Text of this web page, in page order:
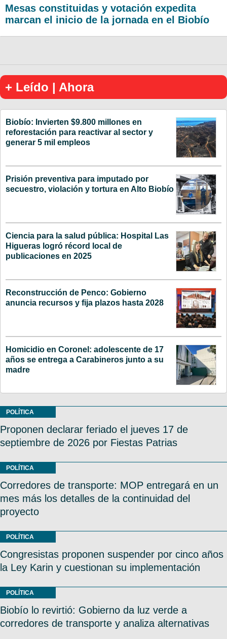
Mesas constituidas y votación expedita
marcan el inicio de la jornada en el Biobío
+ Leído | Ahora
Biobío: Invierten $9.800 millones en
reforestación para reactivar al sector y
generar 5 mil empleos
Prisión preventiva para imputado por
secuestro, violación y tortura en Alto Biobío
Ciencia para la salud pública: Hospital Las
Higueras logró récord local de
publicaciones en 2025
Reconstrucción de Penco: Gobierno
anuncia recursos y fija plazos hasta 2028
Homicidio en Coronel: adolescente de 17
años se entrega a Carabineros junto a su
madre
POLÍTICA
Proponen declarar feriado el jueves 17 de
septiembre de 2026 por Fiestas Patrias
POLÍTICA
Corredores de transporte: MOP entregará en un
mes más los detalles de la continuidad del
proyecto
POLÍTICA
Congresistas proponen suspender por cinco años
la Ley Karin y cuestionan su implementación
POLÍTICA
Biobío lo revirtió: Gobierno da luz verde a
corredores de transporte y analiza alternativas